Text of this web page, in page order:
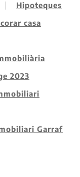
Hipoteques
casa
2023
Garraf